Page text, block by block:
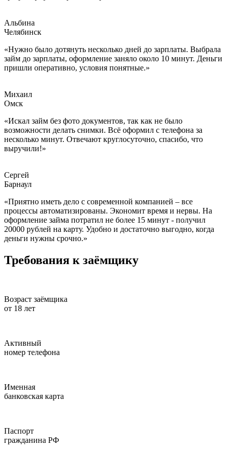
Альбина
Челябинск
«Нужно было дотянуть несколько дней до зарплаты. Выбрала
займ до зарплаты, оформление заняло около 10 минут. Деньги
пришли оперативно, условия понятные.»
Михаил
Омск
«Искал займ без фото документов, так как не было
возможности делать снимки. Всё оформил с телефона за
несколько минут. Отвечают круглосуточно, спасибо, что
выручили!»
Сергей
Барнаул
«Приятно иметь дело с современной компанией – все
процессы автоматизированы. Экономит время и нервы. На
оформление займа потратил не более 15 минут - получил
20000 рублей на карту. Удобно и достаточно выгодно, когда
деньги нужны срочно.»
Требования к заёмщику
Возраст заёмщика
от 18 лет
Активный
номер телефона
Именная
банковская карта
Паспорт
гражданина РФ